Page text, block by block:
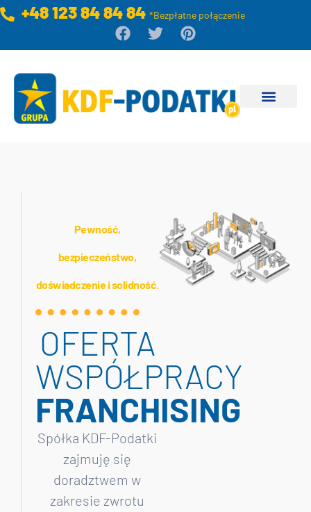
+48 123 84 84 84*Bezpłatne połączenie
Pewność,
bezpieczeństwo,
doświadczenie i solidność.
OFERTA
WSPÓŁPRACY
FRANCHISING
Spółka KDF-Podatki
zajmuję się
doradztwem w
zakresie zwrotu